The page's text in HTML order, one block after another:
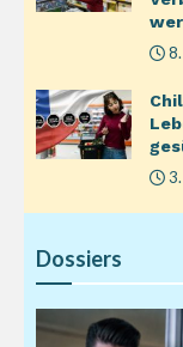
Dossiers